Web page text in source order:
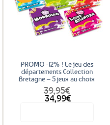
Ajouter
aux
favoris
PROMO -12% ! Le jeu des
départements Collection
Bretagne – 5 jeux au choix
39,95€
34,99€